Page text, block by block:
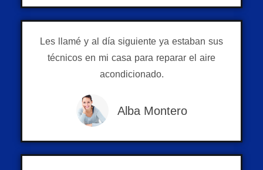
Les llamé y al día siguiente ya estaban sus
técnicos en mi casa para reparar el aire
acondicionado.
Alba Montero